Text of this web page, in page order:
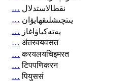
… نقطالاستدلال
… يىتچىشلىقھايۋان
… پەتەكياۋاغاز
… अंतरवयवसत
… करयलयचिइमरत
… टिपपणिकरन
… पियुससं